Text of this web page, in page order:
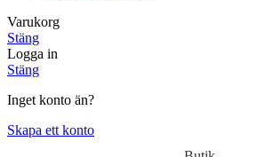
Varukorg
Stäng
Logga in
Stäng
Inget konto än?
Skapa ett konto